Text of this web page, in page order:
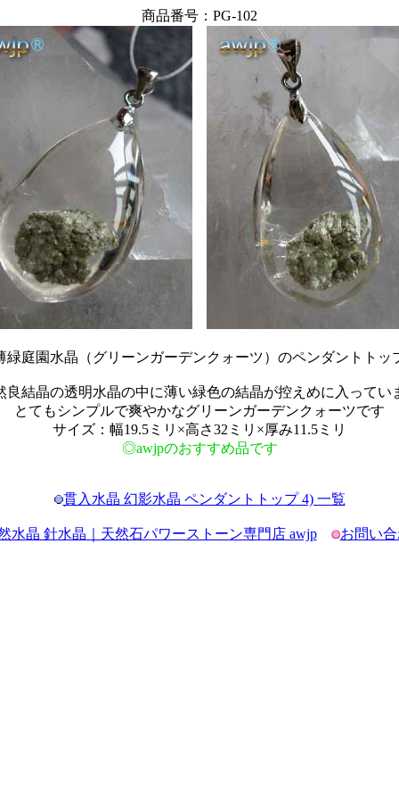
商品番号：PG-102
緑庭園水晶（グリーンガーデンクォーツ）のペンダントトッ
良結晶の透明水晶の中に薄い緑色の結晶が控えめに入ってい
とてもシンプルで爽やかなグリーンガーデンクォーツです
サイズ：幅19.5ミリ×高さ32ミリ×厚み11.5ミリ
◎awjpのおすすめ品です
貫入水晶 幻影水晶 ペンダントトップ 4) 一覧
水晶 針水晶｜天然石パワーストーン専門店 awjp お問い